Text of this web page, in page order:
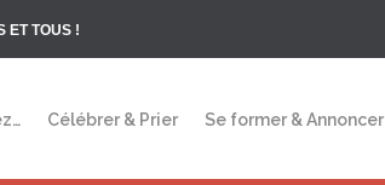
ET TOUS !
Célébrer & Prier Se former & Annoncer